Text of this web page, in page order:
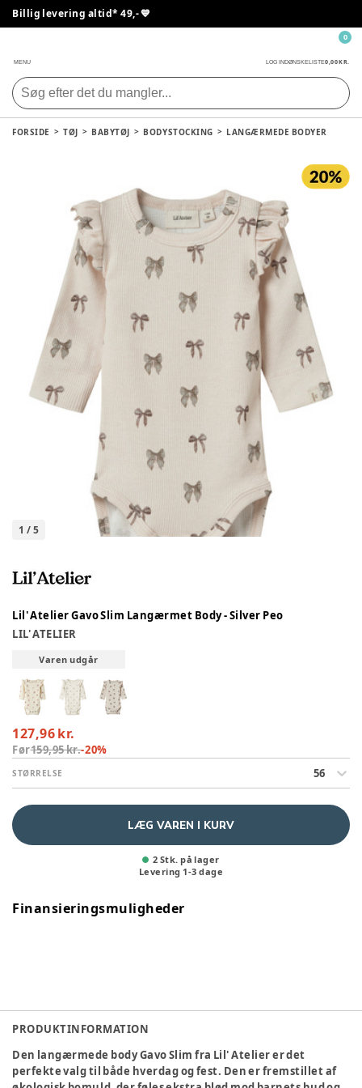
Billig levering altid* 49,- 💙
MENU LOG INDØNSKELISTE0,00 KR.
0
FORSIDE TØJ BABYTØJ BODYSTOCKING LANGÆRMEDE BODYER
1 /5
Lil' Atelier Gavo Slim Langærmet Body - Silver Peo
LIL' ATELIER
Varen udgår
127,96 kr.
Før159,95 kr.-20%
STØRRELSE 56
LÆG VAREN I KURV
2 Stk. på lager
Levering 1-3 dage
Finansieringsmuligheder
PRODUKTINFORMATION
Den langærmede body Gavo Slim fra Lil' Atelier er det
perfekte valg til både hverdag og fest. Den er fremstillet af